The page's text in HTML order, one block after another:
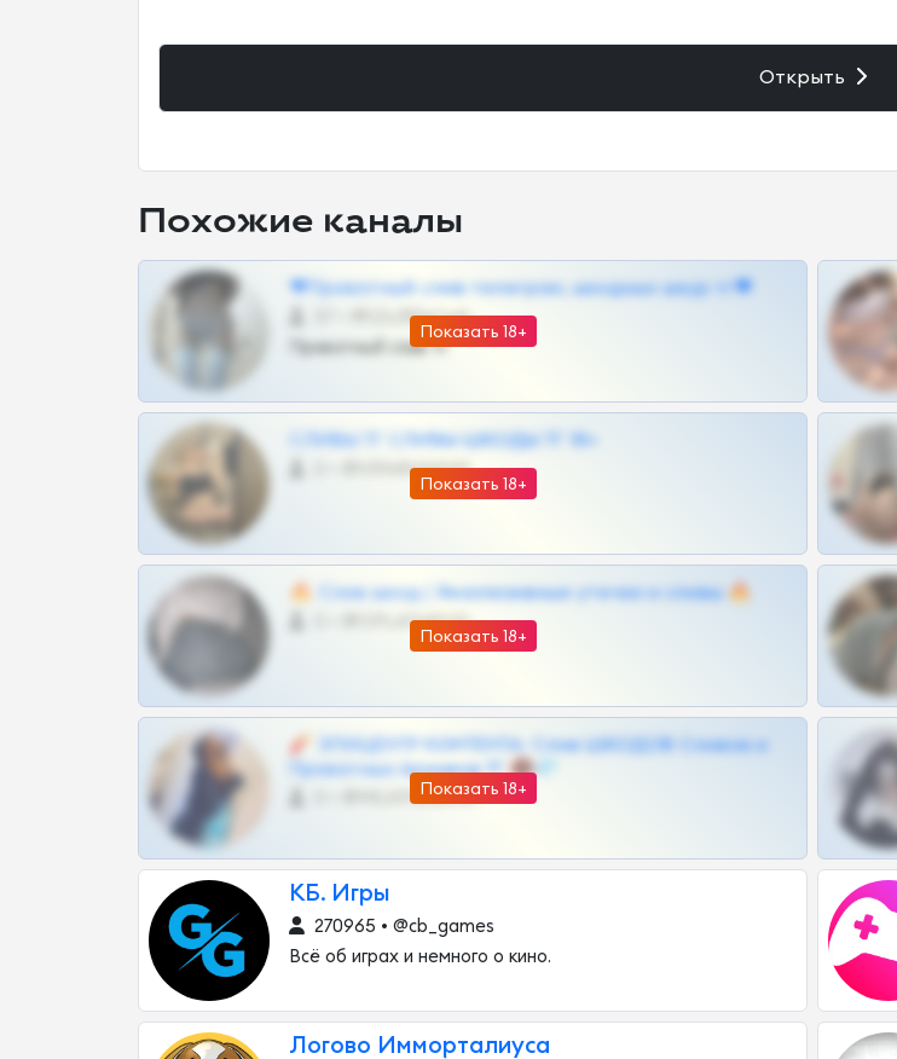
Открыть
Похожие каналы
Показать 18+
❤Приватный слив телеграм, шкодных шкур тг❤
@SZu3ll3sCatt_bot
Приватный слив тг
Показать 18+
СЛИВЫ ТГ СЛИВЫ ШКОДЫ ТГ 18+
@VIPARHIVS55BOT
Показать 18+
🔥 Слив шкод | Эксклюзивные утечки и сливы 🔥
@OPLATAPODPSK1BOT
Показать 18+
🧨 ЭПИЦЕНТР КОНТЕНТА: Слив ШКОДОВ Сливов и
Приватных Архивов ТГ 🔞💎
@MILKPRIVATES39BOT
КБ. Игры
270965 • @cb_games
Всё об играх и немного о кино.
Логово Имморталиуса